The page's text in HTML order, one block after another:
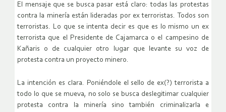
El mensaje que se busca pasar está claro: todas las protestas
contra la minería están lideradas por ex terroristas. Todos son
terroristas. Lo que se intenta decir es que es lo mismo un ex
terrorista que el Presidente de Cajamarca o el campesino de
Kañaris o de cualquier otro lugar que levante su voz de
protesta contra un proyecto minero.
La intención es clara. Poniéndole el sello de ex(?) terrorista a
todo lo que se mueva, no solo se busca deslegitimar cualquier
protesta contra la minería sino también criminalizarla e